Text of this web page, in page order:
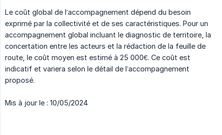
Le coût global de l’accompagnement dépend du besoin
exprimé par la collectivité et de ses caractéristiques. Pour un
accompagnement global incluant le diagnostic de territoire, la
concertation entre les acteurs et la rédaction de la feuille de
route, le coût moyen est estimé à 25 000€. Ce coût est
indicatif et variera selon le détail de l’accompagnement
proposé.
Mis à jour le : 10/05/2024